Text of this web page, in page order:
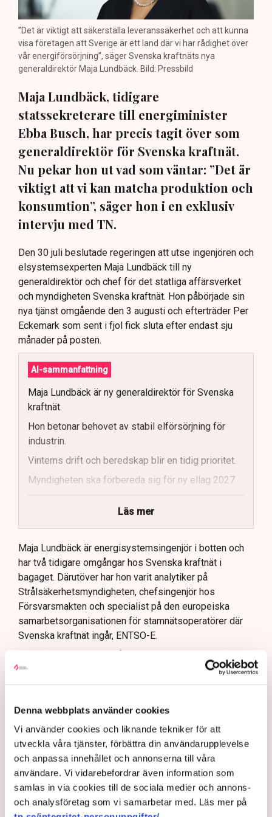
Denna webbplats använder cookies
Vi använder cookies och liknande tekniker för att
utveckla våra tjänster, förbättra din användarupplevelse
och anpassa innehållet och annonserna till våra
användare. Vi vidarebefordrar även information som
samlas in via cookies till de sociala medier och annons-
och analysföretag som vi samarbetar med. Läs mer på
”Det är viktigt att säkerställa leveranssäkerhet och att kunna
visa företagen att Sverige är ett land där vi har rådighet över
vår energiförsörjning”, säger Svenska kraftnäts nya
generaldirektör Maja Lundbäck. Bild: Pressbild
Maja Lundbäck, tidigare
statssekreterare till energiminister
Ebba Busch, har precis tagit över som
generaldirektör för Svenska kraftnät.
Nu pekar hon ut vad som väntar: ”Det är
viktigt att vi kan matcha produktion och
konsumtion”, säger hon i en exklusiv
intervju med TN.
Den 30 juli beslutade regeringen att utse ingenjören och
elsystemsexperten Maja Lundbäck till ny
generaldirektör och chef för det statliga affärsverket
och myndigheten Svenska kraftnät. Hon påbörjade sin
nya tjänst omgående den 3 augusti och efterträder Per
Eckemark som sent i fjol fick sluta efter endast sju
månader på posten.
AI-sammanfattning
Maja Lundbäck är ny generaldirektör för Svenska
kraftnät.
Hon betonar behovet av stabil elförsörjning för
industrin.
Vinterns drift och beredskap blir en tidig prioritet.
Myndigheten ska förbereda sig för ny ellag 2027.
Läs mer
Maja Lundbäck är energisystemsingenjör i botten och
har två tidigare omgångar hos Svenska kraftnät i
bagaget. Därutöver har hon varit analytiker på
Strålsäkerhetsmyndigheten, chefsingenjör hos
Försvarsmakten och specialist på den europeiska
samarbetsorganisationen för stamnätsoperatörer där
Svenska kraftnät ingår, ENTSO-E.
näringslivsdepartementet där hon tjänstgjort som
energiminister Ebba Busch statssekreterare i frågor
– Det är väldigt hedersamt och jag tar mig an detta med
stor ödmjukhet, säger hon i en exklusiv intervju med
Tidningen Näringslivet.
Hjärnan bakom
regeringens nya plan för
elsystemet: ”Vi har varit
naiva”